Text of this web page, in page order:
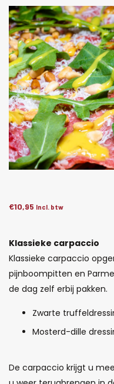
€10,95 Incl. btw
Klassieke carpaccio
Klassieke carpaccio
pijnboompitten en
de dag zelf erbij pakken.
Zwarte
Mosterd-dille
De carpaccio krijgt u